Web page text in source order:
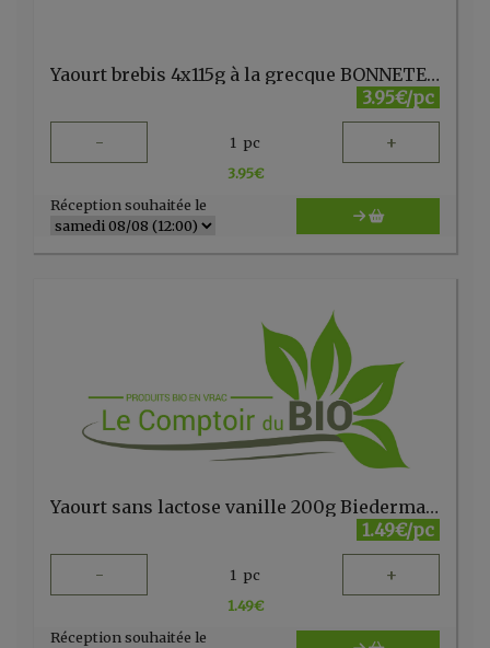
Yaourt brebis 4x115g à la grecque BONNETERRE
3.95€/pc
- 1 pc +
3.95€
Réception souhaitée le
Yaourt sans lactose vanille 200g Biedermann
1.49€/pc
- 1 pc +
1.49€
Réception souhaitée le